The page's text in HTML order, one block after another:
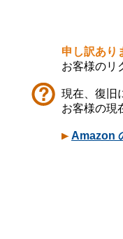
申し訳あり
お客様のリ
現在、復旧
お客様の現
Amazon